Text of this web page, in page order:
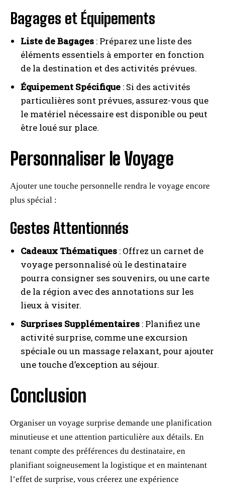
Bagages et Équipements
Liste de Bagages : Préparez une liste des
éléments essentiels à emporter en fonction
de la destination et des activités prévues.
Équipement Spécifique : Si des activités
particulières sont prévues, assurez-vous que
le matériel nécessaire est disponible ou peut
être loué sur place.
Personnaliser le Voyage
Ajouter une touche personnelle rendra le voyage encore
plus spécial :
Gestes Attentionnés
Cadeaux Thématiques : Offrez un carnet de
voyage personnalisé où le destinataire
pourra consigner ses souvenirs, ou une carte
de la région avec des annotations sur les
lieux à visiter.
Surprises Supplémentaires : Planifiez une
activité surprise, comme une excursion
spéciale ou un massage relaxant, pour ajouter
une touche d’exception au séjour.
Conclusion
Organiser un voyage surprise demande une planification
minutieuse et une attention particulière aux détails. En
tenant compte des préférences du destinataire, en
planifiant soigneusement la logistique et en maintenant
l’effet de surprise, vous créerez une expérience